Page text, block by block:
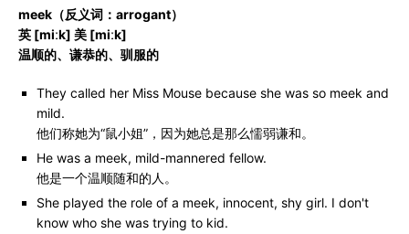
meek（反义词：arrogant）
英 [miːk] 美 [miːk]
温顺的、谦恭的、驯服的
They called her Miss Mouse because she was so meek and
mild.
他们称她为“鼠小姐”，因为她总是那么懦弱谦和。
He was a meek, mild-mannered fellow.
他是一个温顺随和的人。
She played the role of a meek, innocent, shy girl. I don't
know who she was trying to kid.